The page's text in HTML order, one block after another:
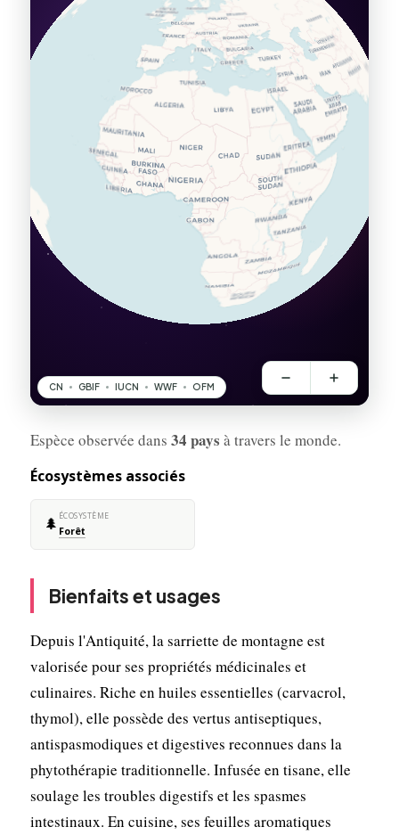
Espèce observée dans 34 pays à travers le monde.
Écosystèmes associés
🌲 ÉCOSYSTÈME
Forêt
Bienfaits et usages
Depuis l'Antiquité, la sarriette de montagne est
valorisée pour ses propriétés médicinales et
culinaires. Riche en huiles essentielles (carvacrol,
thymol), elle possède des vertus antiseptiques,
antispasmodiques et digestives reconnues dans la
phytothérapie traditionnelle. Infusée en tisane, elle
soulage les troubles digestifs et les spasmes
intestinaux. En cuisine, ses feuilles aromatiques